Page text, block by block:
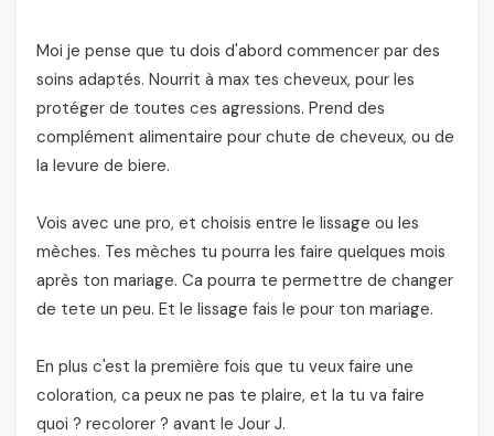
Moi je pense que tu dois d'abord commencer par des
soins adaptés. Nourrit à max tes cheveux, pour les
protéger de toutes ces agressions. Prend des
complément alimentaire pour chute de cheveux, ou de
la levure de biere.
Vois avec une pro, et choisis entre le lissage ou les
mèches. Tes mèches tu pourra les faire quelques mois
après ton mariage. Ca pourra te permettre de changer
de tete un peu. Et le lissage fais le pour ton mariage.
En plus c'est la première fois que tu veux faire une
coloration, ca peux ne pas te plaire, et la tu va faire
quoi ? recolorer ? avant le Jour J.